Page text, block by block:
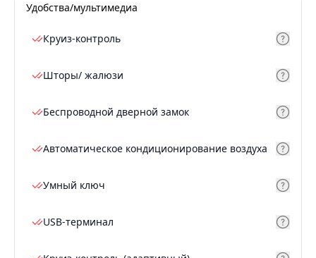
Удобства/мультимедиа
Круиз-контроль
Шторы/ жалюзи
Беспроводной дверной замок
Автоматическое кондиционирование воздуха
Умный ключ
USB-терминал